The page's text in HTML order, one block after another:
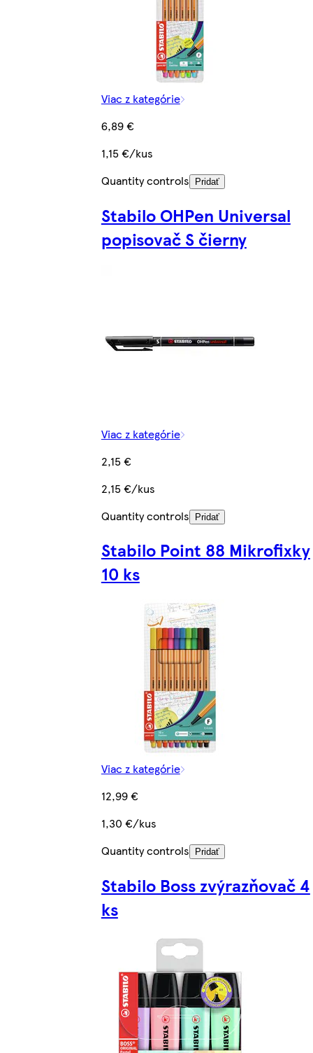
Viac z kategórie
6,89 €
1,15 €/kus
Quantity controls
Pridať
Stabilo OHPen Universal
popisovač S čierny
Viac z kategórie
2,15 €
2,15 €/kus
Quantity controls
Pridať
Stabilo Point 88 Mikrofixky
10 ks
Viac z kategórie
12,99 €
1,30 €/kus
Quantity controls
Pridať
Stabilo Boss zvýrazňovač 4
ks